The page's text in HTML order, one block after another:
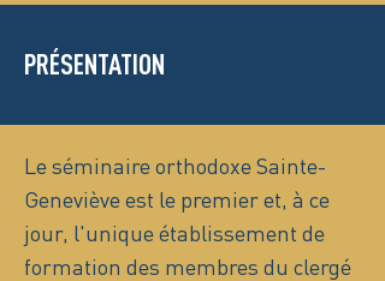
PRÉSENTATION
Le séminaire orthodoxe Sainte-
Geneviève est le premier et, à ce
jour, l'unique établissement de
formation des membres du clergé